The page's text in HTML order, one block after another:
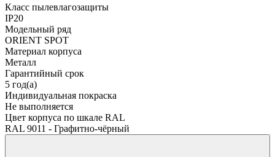
Класс пылевлагозащиты
IP20
Модельный ряд
ORIENT SPOT
Материал корпуса
Металл
Гарантийный срок
5 год(а)
Индивидуальная покраска
Не выполняется
Цвет корпуса по шкале RAL
RAL 9011 - Графитно-чёрный